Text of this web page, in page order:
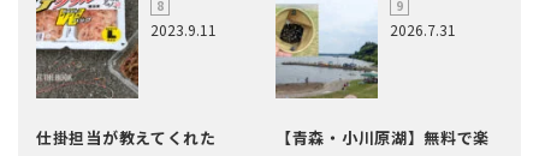
2023.9.11
仕掛担当が教えてくれた
2026.7.31
【青森・小川原湖】無料で楽